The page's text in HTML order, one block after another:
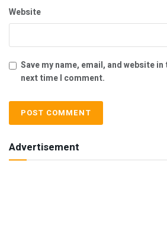
Website
Save my name, email, and website
next time I comment.
Advertisement